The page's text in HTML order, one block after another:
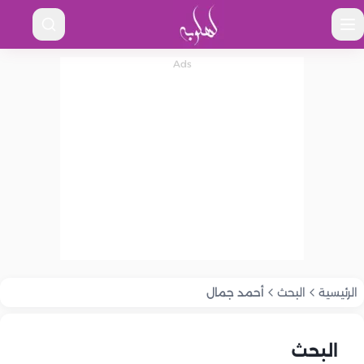
الرئيسية البحث أحمد جمال
البحث